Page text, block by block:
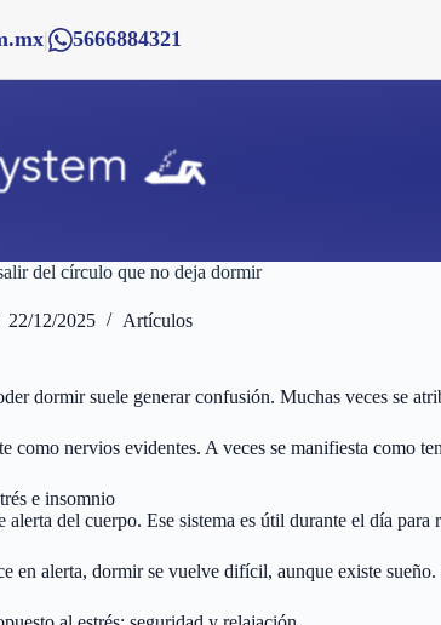
| 5666884321
del círculo que no deja dormir
22/12/2025 Artículos
dormir suele generar confusión. Muchas veces se
como nervios evidentes. A veces se manifiesta como
e insomnio
alerta del cuerpo. Ese sistema es útil durante el día
en alerta, dormir se vuelve difícil, aunque existe